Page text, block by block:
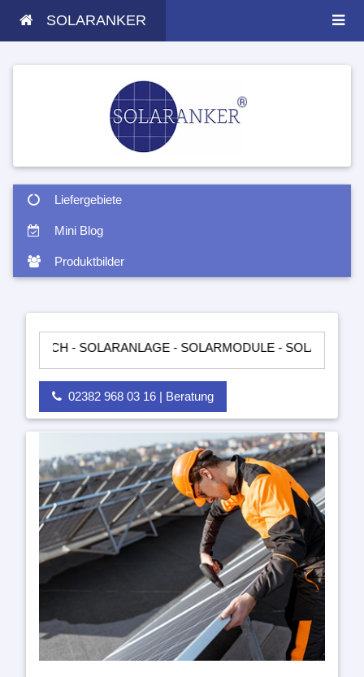
SOLARANKER
Liefergebiete
Mini Blog
Produktbilder
SOLARANLAGE - SOLARMODULE - SOLARTASCHEN -
02382 968 03 16 | Beratung